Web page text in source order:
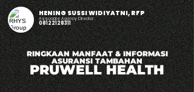
HENING SUSSI WIDIYATNI, RFP
Associate Agency Director
08122128311
RINGKAAN MANFAAT & INFORMASI
ASURANSI TAMBAHAN
PRUWELL HEALTH